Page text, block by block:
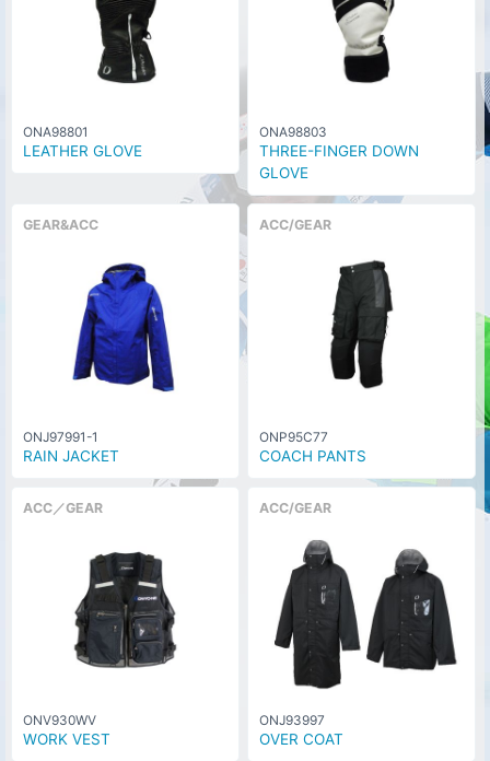
ONA98801
LEATHER GLOVE
ONA98803
THREE-FINGER DOWN
GLOVE
GEAR&ACC
ONJ97991-1
RAIN JACKET
ACC/GEAR
ONP95C77
COACH PANTS
ACC／GEAR
ONV930WV
WORK VEST
ACC/GEAR
ONJ93997
OVER COAT